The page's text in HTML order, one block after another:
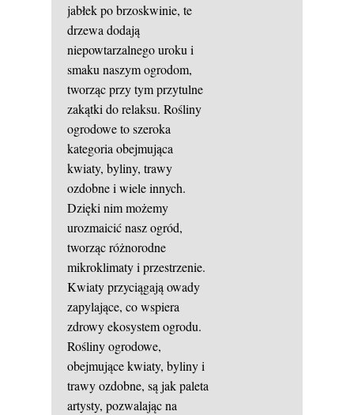
jabłek po brzoskwinie, te
drzewa dodają
niepowtarzalnego uroku i
smaku naszym ogrodom,
tworząc przy tym przytulne
zakątki do relaksu. Rośliny
ogrodowe to szeroka
kategoria obejmująca
kwiaty, byliny, trawy
ozdobne i wiele innych.
Dzięki nim możemy
urozmaicić nasz ogród,
tworząc różnorodne
mikroklimaty i przestrzenie.
Kwiaty przyciągają owady
zapylające, co wspiera
zdrowy ekosystem ogrodu.
Rośliny ogrodowe,
obejmujące kwiaty, byliny i
trawy ozdobne, są jak paleta
artysty, pozwalając na